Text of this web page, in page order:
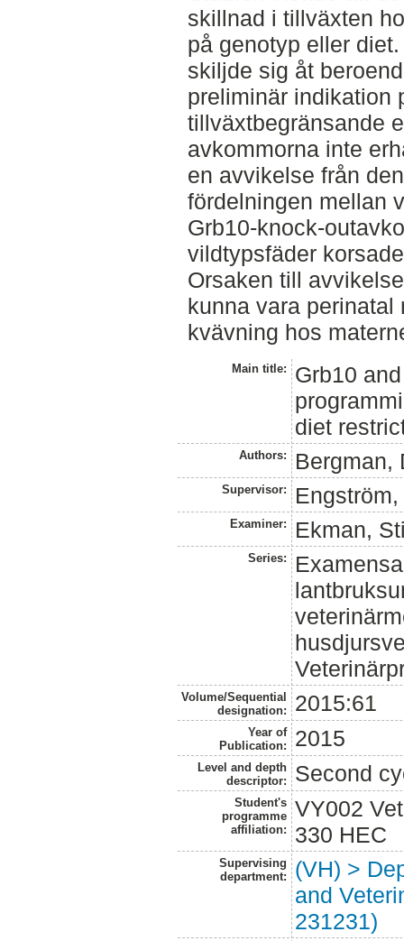
skillnad i tillväxten
på genotyp eller
skiljde sig åt
preliminär indikation
tillväxtbegränsande
avkommorna inte
en avvikelse från
fördelningen mellan
Grb10-knock-
vildtypsfäder
Orsaken till
kunna vara
kvävning hos
Main title:
Grb10
diet
Authors: Bergman,
Supervisor:
Examiner: Ekman,
Series:
Volume/Sequential
designation:
2015:61
Year of
Publication:
2015
Level and depth
descriptor:
Second
Student's
programme
affiliation:
VY002
330 HEC
Supervising
department:
(VH) >
and
231231)